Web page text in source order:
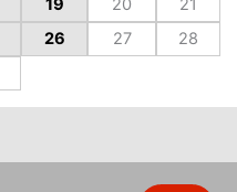
19 20
21
26 27
28